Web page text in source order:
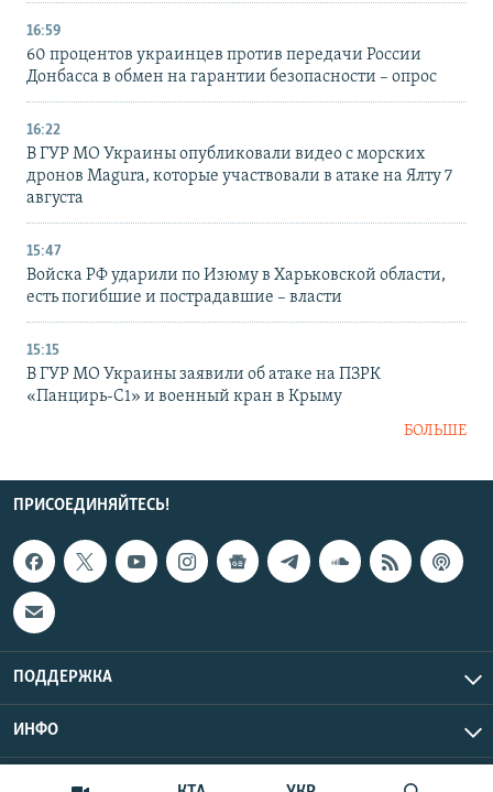
16:59
60 процентов украинцев против передачи России
Донбасса в обмен на гарантии безопасности – опрос
16:22
В ГУР МО Украины опубликовали видео с морских
дронов Magura, которые участвовали в атаке на Ялту 7
августа
15:47
Войска РФ ударили по Изюму в Харьковской области,
есть погибшие и пострадавшие – власти
15:15
В ГУР МО Украины заявили об атаке на ПЗРК
«Панцирь-С1» и военный кран в Крыму
БОЛЬШЕ
ПРИСОЕДИНЯЙТЕСЬ!
ПОДДЕРЖКА
ИНФО
Copyright Крым.Реалии, 2026 | Все права защищены.
UTC+3